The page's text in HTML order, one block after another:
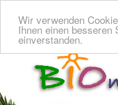
Wir verwenden
Ihnen einen
einverstanden.